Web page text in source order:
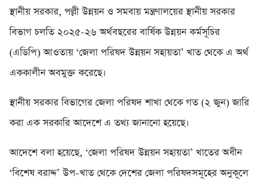
স্থানীয় সরকার, পল্লী উন্নয়ন ও সমবায় মন্ত্রণালয়ের স্থানীয় সরকার
বিভাগ চলতি ২০২৫-২৬ অর্থবছরের বার্ষিক উন্নয়ন কর্মসূচির
(এডিপি) আওতায় ‘জেলা পরিষদ উন্নয়ন সহায়তা’ খাত থেকে এ অর্থ
এককালীন অবমুক্ত করেছে।
স্থানীয় সরকার বিভাগের জেলা পরিষদ শাখা থেকে গত (২ জুন) জারি
করা এক সরকারি আদেশে এ তথ্য জানানো হয়েছে।
আদেশে বলা হয়েছে, ‘জেলা পরিষদ উন্নয়ন সহায়তা’ খাতের অধীন
‘বিশেষ বরাদ্দ’ উপ-খাত থেকে দেশের জেলা পরিষদসমূহের অনুকূলে